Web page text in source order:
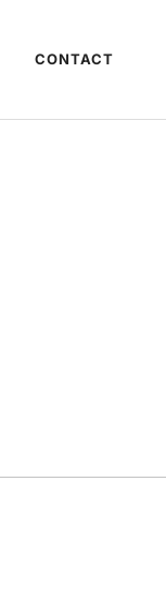
CONTACT